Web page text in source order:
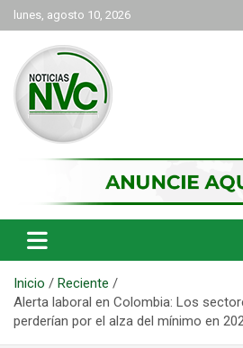
Saltar
al
contenido
lunes, agosto 10, 2026
NVC Noticias
Inicio
Reciente
Alerta laboral en Colombia: Los
perderían por el alza del mínimo en